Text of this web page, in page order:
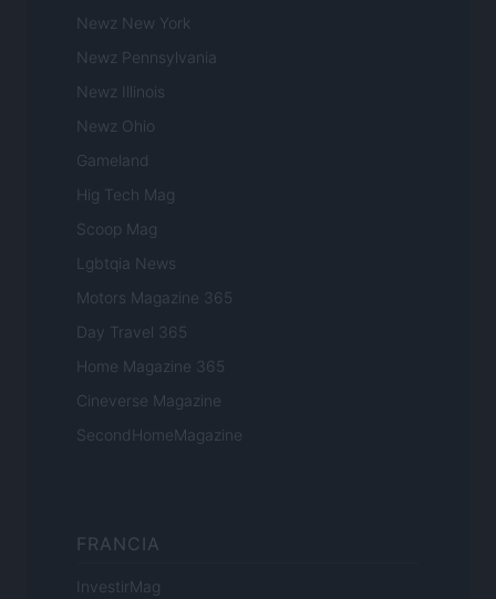
Newz New York
Newz Pennsylvania
Newz Illinois
Newz Ohio
Gameland
Hig Tech Mag
Scoop Mag
Lgbtqia News
Motors Magazine 365
Day Travel 365
Home Magazine 365
Cineverse Magazine
SecondHomeMagazine
FRANCIA
InvestirMag